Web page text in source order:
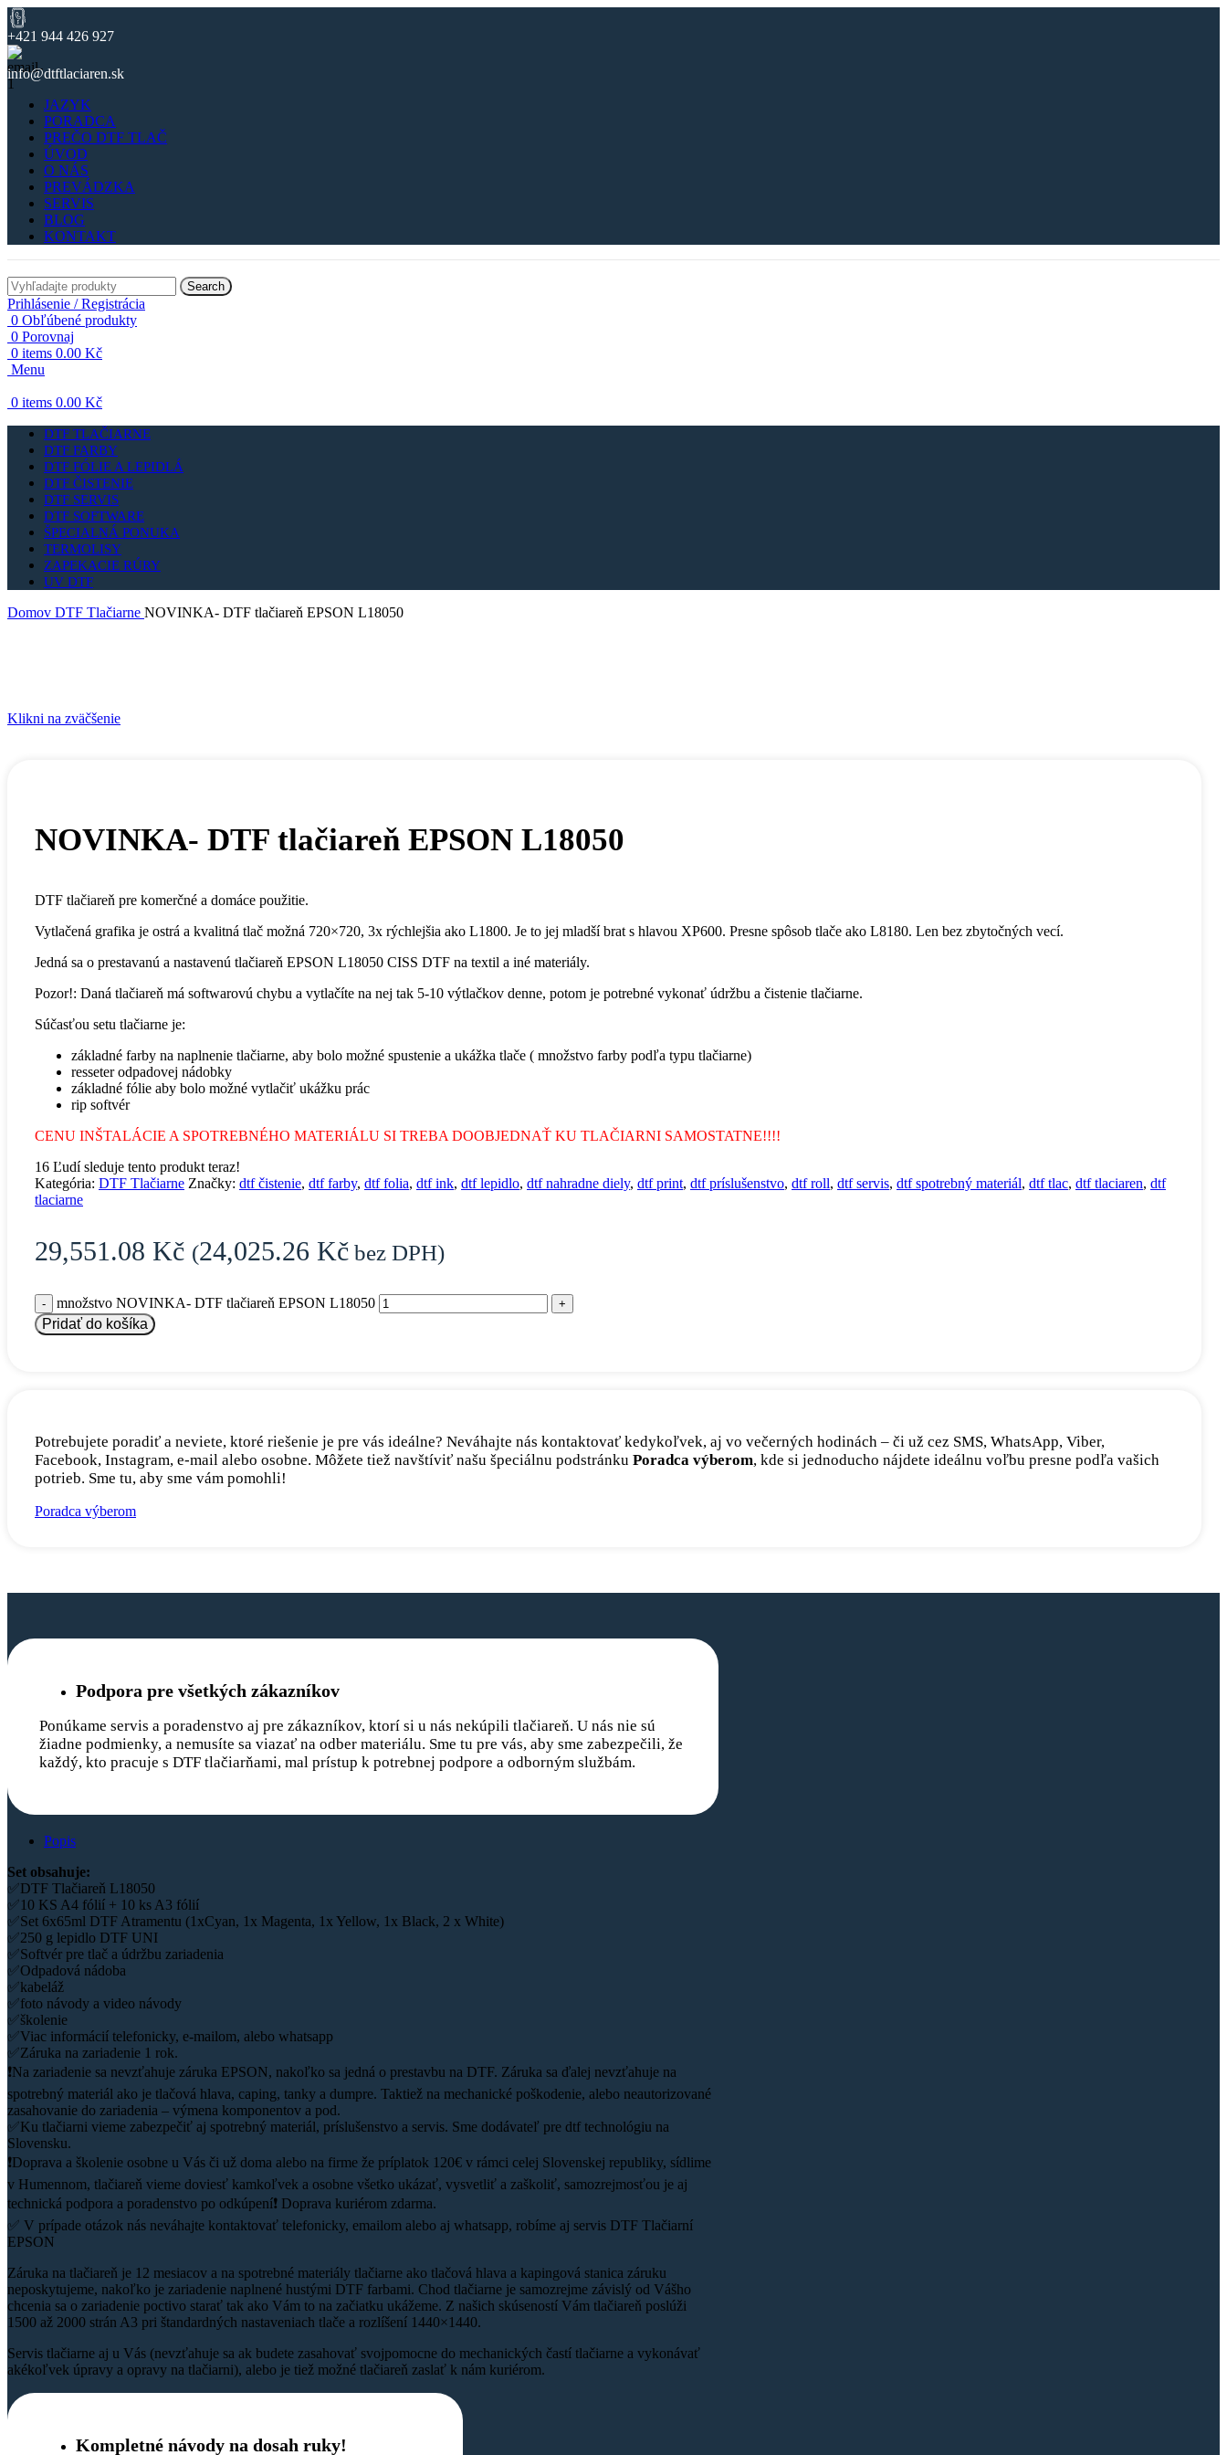
+421 944 426 927
info@dtftlaciaren.sk
JAZYK
PORADCA
PREČO DTF TLAČ
ÚVOD
O NÁS
PREVÁDZKA
SERVIS
BLOG
KONTAKT
Search
Prihlásenie / Registrácia
0 Obľúbené produkty
0 Porovnaj
0 items 0.00 Kč
Menu
0 items 0.00 Kč
DTF TLAČIARNE
DTF FARBY
DTF FÓLIE A LEPIDLÁ
DTF ČISTENIE
DTF SERVIS
DTF SOFTWARE
ŠPECIALNÁ PONUKA
TERMOLISY
ZAPEKACIE RÚRY
UV DTF
Domov DTF Tlačiarne NOVINKA- DTF tlačiareň EPSON L18050
Klikni na zväčšenie
NOVINKA- DTF tlačiareň EPSON L18050
DTF tlačiareň pre komerčné a domáce použitie.
Vytlačená grafika je ostrá a kvalitná tlač možná 720×720, 3x rýchlejšia ako L1800. Je to jej mladší brat s hlavou XP600. Presne spôsob tlače ako L8180. Len bez zbytočných vecí.
Jedná sa o prestavanú a nastavenú tlačiareň EPSON L18050 CISS DTF na textil a iné materiály.
Pozor!: Daná tlačiareň má softwarovú chybu a vytlačíte na nej tak 5-10 výtlačkov denne, potom je potrebné vykonať údržbu a čistenie tlačiarne.
Súčasťou setu tlačiarne je:
základné farby na naplnenie tlačiarne, aby bolo možné spustenie a ukážka tlače ( množstvo farby podľa typu tlačiarne)
resseter odpadovej nádobky
základné fólie aby bolo možné vytlačiť ukážku prác
rip softvér
CENU INŠTALÁCIE A SPOTREBNÉHO MATERIÁLU SI TREBA DOOBJEDNAŤ KU TLAČIARNI SAMOSTATNE!!!!
16 Ľudí sleduje tento produkt teraz!
Kategória: DTF Tlačiarne Značky: dtf čistenie, dtf farby, dtf folia, dtf ink, dtf lepidlo, dtf nahradne diely, dtf print, dtf príslušenstvo, dtf roll, dtf servis, dtf spotrebný materiál, dtf tlac, dtf tlaciaren, dtf
tlaciarne
29,551.08 Kč (24,025.26 Kč bez DPH)
množstvo NOVINKA- DTF tlačiareň EPSON L18050
Pridať do košíka
Potrebujete poradiť a neviete, ktoré riešenie je pre vás ideálne? Neváhajte nás kontaktovať kedykoľvek, aj vo večerných hodinách – či už cez SMS, WhatsApp, Viber,
Facebook, Instagram, e-mail alebo osobne. Môžete tiež navštíviť našu špeciálnu podstránku Poradca výberom, kde si jednoducho nájdete ideálnu voľbu presne podľa vašich
potrieb. Sme tu, aby sme vám pomohli!
Poradca výberom
Podpora pre všetkých zákazníkov
Ponúkame servis a poradenstvo aj pre zákazníkov, ktorí si u nás nekúpili tlačiareň. U nás nie sú
žiadne podmienky, a nemusíte sa viazať na odber materiálu. Sme tu pre vás, aby sme zabezpečili, že
každý, kto pracuje s DTF tlačiarňami, mal prístup k potrebnej podpore a odborným službám.
Popis
Set obsahuje:
✅DTF Tlačiareň L18050
✅10 KS A4 fólií + 10 ks A3 fólií
✅Set 6x65ml DTF Atramentu (1xCyan, 1x Magenta, 1x Yellow, 1x Black, 2 x White)
✅250 g lepidlo DTF UNI
✅Softvér pre tlač a údržbu zariadenia
✅Odpadová nádoba
✅kabeláž
✅foto návody a video návody
✅školenie
✅Viac informácií telefonicky, e-mailom, alebo whatsapp
✅Záruka na zariadenie 1 rok.
❗Na zariadenie sa nevzťahuje záruka EPSON, nakoľko sa jedná o prestavbu na DTF. Záruka sa ďalej nevzťahuje na
spotrebný materiál ako je tlačová hlava, caping, tanky a dumpre. Taktiež na mechanické poškodenie, alebo neautorizované
zasahovanie do zariadenia – výmena komponentov a pod.
✅Ku tlačiarni vieme zabezpečiť aj spotrebný materiál, príslušenstvo a servis. Sme dodávateľ pre dtf technológiu na
Slovensku.
❗Doprava a školenie osobne u Vás či už doma alebo na firme že príplatok 120€ v rámci celej Slovenskej republiky, sídlime
v Humennom, tlačiareň vieme doviesť kamkoľvek a osobne všetko ukázať, vysvetliť a zaškoliť, samozrejmosťou je aj
technická podpora a poradenstvo po odkúpení❗ Doprava kuriérom zdarma.
✅ V prípade otázok nás neváhajte kontaktovať telefonicky, emailom alebo aj whatsapp, robíme aj servis DTF Tlačiarní
EPSON
Záruka na tlačiareň je 12 mesiacov a na spotrebné materiály tlačiarne ako tlačová hlava a kapingová stanica záruku
neposkytujeme, nakoľko je zariadenie naplnené hustými DTF farbami. Chod tlačiarne je samozrejme závislý od Vášho
chcenia sa o zariadenie poctivo starať tak ako Vám to na začiatku ukážeme. Z našich skúseností Vám tlačiareň poslúži
1500 až 2000 strán A3 pri štandardných nastaveniach tlače a rozlíšení 1440×1440.
Servis tlačiarne aj u Vás (nevzťahuje sa ak budete zasahovať svojpomocne do mechanických častí tlačiarne a vykonávať
akékoľvek úpravy a opravy na tlačiarni), alebo je tiež možné tlačiareň zaslať k nám kuriérom.
Kompletné návody na dosah ruky!